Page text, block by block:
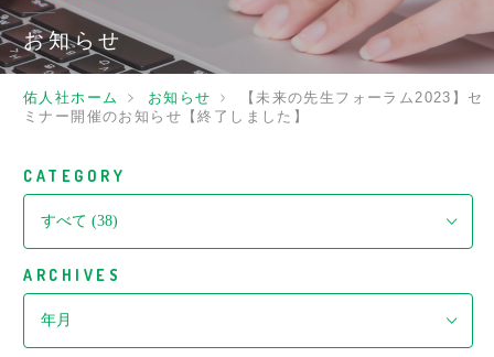
お知らせ
佑人社ホーム お知らせ
【未来の先生フォーラム2023】セ
ミナー開催のお知らせ【終了しました】
CATEGORY
ARCHIVES